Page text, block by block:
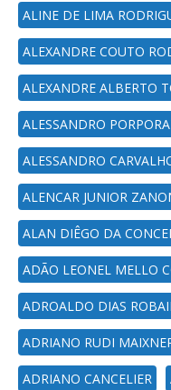
ALINE DE LIMA
ALEXANDRE COUTO
ALEXANDRE ALBERTO
ALESSANDRO
ALESSANDRO
ALENCAR JUNIOR
ALAN DIÊGO DA
ADÃO LEONEL MELLO
ADROALDO DIAS
ADRIANO RUDI
ADRIANO CANCELIER